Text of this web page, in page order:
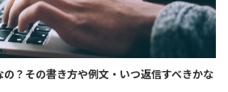
？その書き方や例文・いつ返信すべきかな